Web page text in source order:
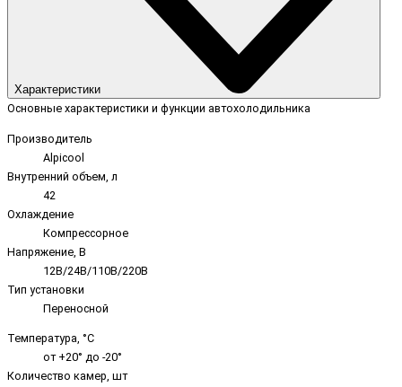
Характеристики
Основные характеристики и функции автохолодильника
Производитель
Alpicool
Внутренний объем, л
42
Охлаждение
Компрессорное
Напряжение, В
12В/24В/110В/220В
Тип установки
Переносной
Температура, °C
от +20° до -20°
Количество камер, шт